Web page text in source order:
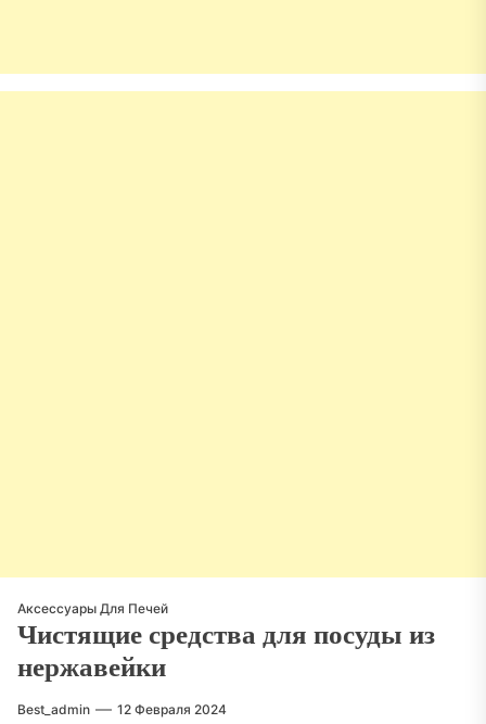
Аксессуары Для Печей
Чистящие средства для посуды из
нержавейки
Best_admin 12 Февраля 2024